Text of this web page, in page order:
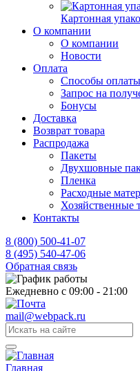
Картонная
О компании
О компании
Новости
Оплата
Способы оплаты
Запрос на
Бонусы
Доставка
Возврат товара
Распродажа
Пакеты
Двухшовные
Пленка
Расходные
Хозяйственные
Контакты
8 (800) 500-41-07
8 (495) 540-47-06
Обратная связь
Ежедневно с 09:00 - 21:00
mail@webpack.ru
Главная